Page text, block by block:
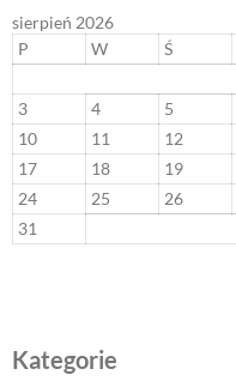
sierpień 2026
P
W Ś
3
4 5
10
11 12
17
18 19
24
25 26
31
Kategorie